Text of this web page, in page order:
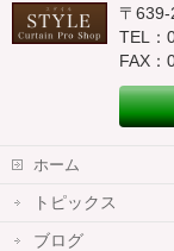
〒
TEL：
FAX：
ホーム
トピックス
ブログ